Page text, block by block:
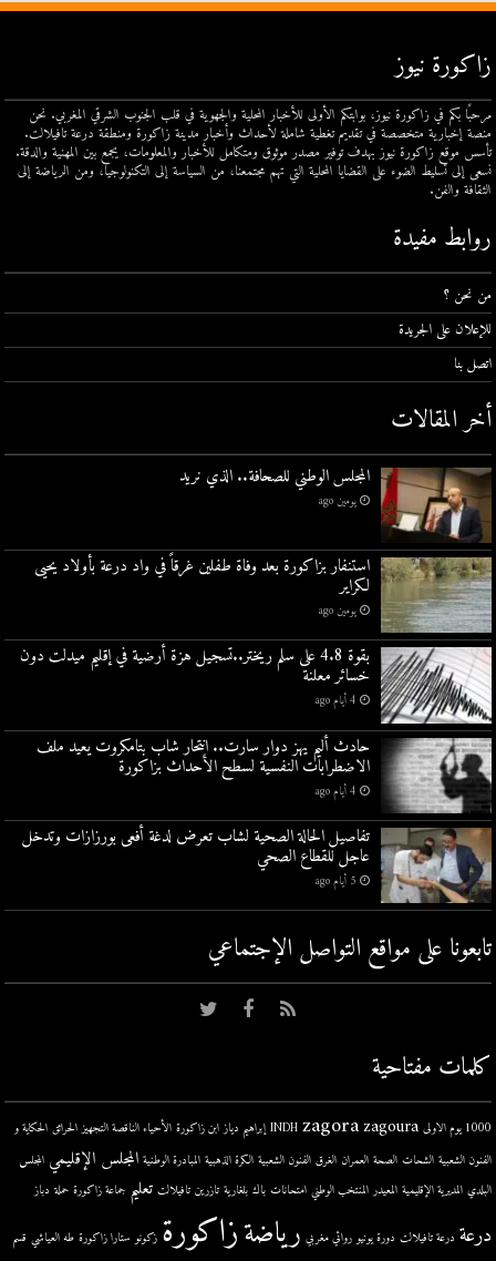
زاكورة نيوز
مرحبًا بكم في زاكورة نيوز، بوابتكم الأولى للأخبار المحلية والجهوية في قلب الجنوب الشرقي المغربي. نحن
منصة إخبارية متخصصة في تقديم تغطية شاملة لأحداث وأخبار مدينة زاكورة ومنطقة درعة تافيلالت.
تأسس موقع زاكورة نيوز بهدف توفير مصدر موثوق ومتكامل للأخبار والمعلومات، يجمع بين المهنية والدقة.
نسعى إلى تسليط الضوء على القضايا المحلية التي تهم مجتمعنا، من السياسة إلى التكنولوجيا، ومن الرياضة إلى
الثقافة والفن.
روابط مفيدة
من نحن ؟
للإعلان على الجريدة
اتصل بنا
أخر المقالات
المجلس الوطني للصحافة.. الذي نريد
يومين ago
استنفار بزاكورة بعد وفاة طفلين غرقاً في واد درعة بأولاد يحيى
لكراير
يومين ago
بقوة 4.8 على سلم ريختر..تسجيل هزة أرضية في إقليم ميدلت دون
خسائر معلنة
4 أيام ago
حادث أليم يهز دوار سارت.. انتحار شاب بتامكروت يعيد ملف
الاضطرابات النفسية لسطح الأحداث بزاكورة
4 أيام ago
تفاصيل الحالة الصحية لشاب تعرض لدغة أفعى بورزازات وتدخل
عاجل للقطاع الصحي
5 أيام ago
تابعونا على مواقع التواصل اﻹجتماعي
كلمات مفتاحية
1000 يوم الاولى INDH zagora zagoura إبراهيم دياز ابن زاكورة الأحياء الناقصة التجهيز الحرائق الحكاية و
الفنون الشعبية الشحات الصحة العمران الغرق الفنون الشعبية الكرة الذهبية المبادرة الوطنية المجلس الإقليمي المجلس
البلدي المديرية الإقليمية المعيدر المنتخب الوطني امتحانات باك بلغارية تازرين تافيلالت تعليم جماعة زاكورة حملة دباز
درعة درعة تافيلالت دورة يونيو روائي مغربي رياضةزاكورة زكونو ستارا زاكورة طه العياشي قسم